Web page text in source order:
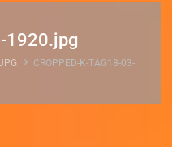
1920.jpg
CROPPED-K-TAG18-03-